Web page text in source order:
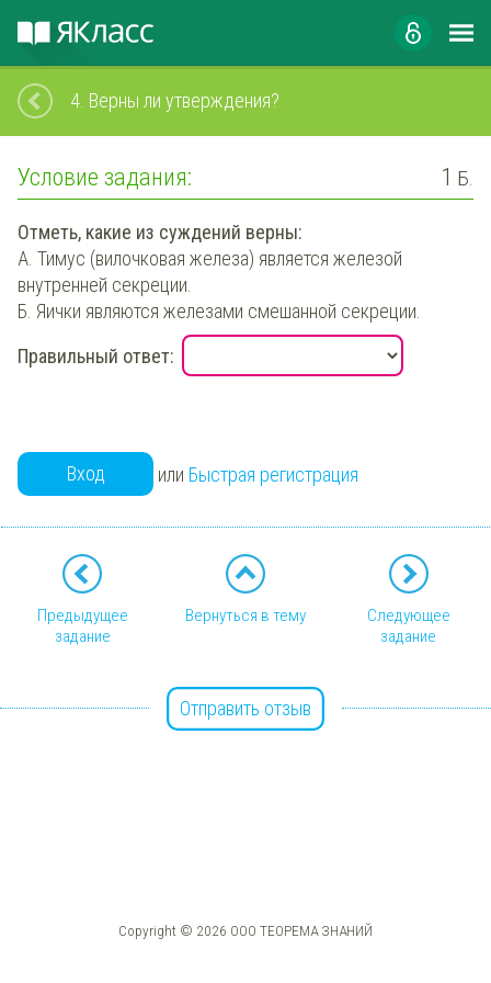
4. Верны ли утверждения?
Условие задания: 1 Б.
Отметь, какие из суждений верны:
А. Тимус (вилочковая железа) является железой
внутренней секреции.
Б. Яички являются железами смешанной секреции.
Правильный ответ:
Вход или Быстрая регистрация
Предыдущее
задание
Вернуться в тему
Следующее
задание
Отправить отзыв
Copyright © 2026 ООО ТЕОРЕМА ЗНАНИЙ